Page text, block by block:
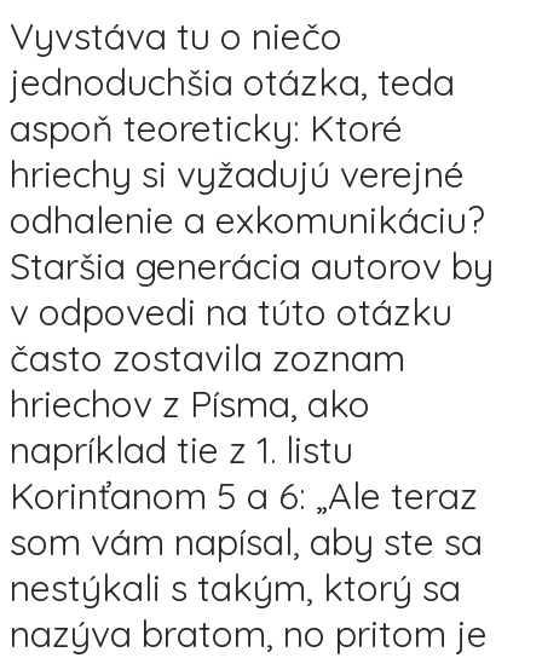
Vyvstáva tu o niečo
jednoduchšia otázka, teda
aspoň teoreticky: Ktoré
hriechy si vyžadujú verejné
odhalenie a exkomunikáciu?
Staršia generácia autorov by
v odpovedi na túto otázku
často zostavila zoznam
hriechov z Písma, ako
napríklad tie z 1. listu
Korinťanom 5 a 6: „Ale teraz
som vám napísal, aby ste sa
nestýkali s takým, ktorý sa
nazýva bratom, no pritom je